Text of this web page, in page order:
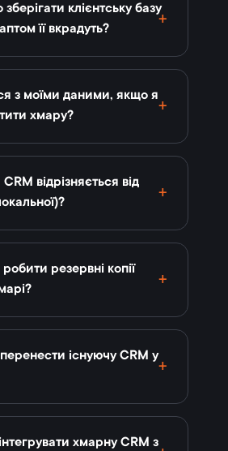
клієнтську базу
її вкрадуть?
з моїми даними, якщо я
хмару?
відрізняється від
резервні копії
існуючу CRM у
хмарну CRM з